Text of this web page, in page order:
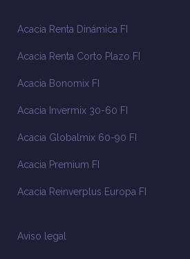
Acacia Renta Dinámica FI
Acacia Renta Corto Plazo FI
Acacia Bonomix FI
Acacia Invermix 30-60 FI
Acacia Globalmix 60-90 FI
Acacia Premium FI
Acacia Reinverplus Europa FI
Aviso legal